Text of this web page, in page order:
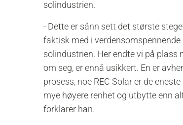
solindustrien.
- Dette er sånn sett det største
faktisk med i
solindustrien. Her endte vi på plass
om seg, er ennå usikkert. En er
prosess, noe REC Solar er de
mye høyere renhet og utbytte enn
forklarer han.